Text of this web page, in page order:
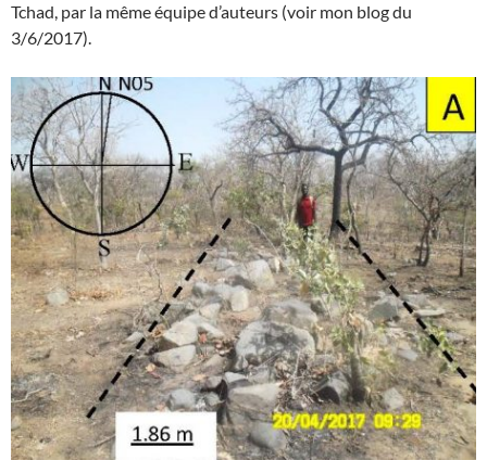
Tchad, par la même équipe d’auteurs (voir mon blog du
3/6/2017).